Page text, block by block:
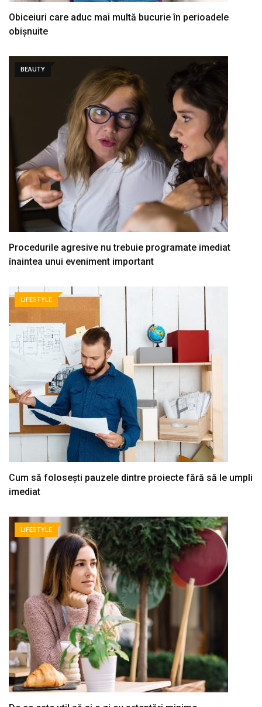
Obiceiuri care aduc mai multă bucurie în perioadele
obișnuite
BEAUTY
Procedurile agresive nu trebuie programate imediat
înaintea unui eveniment important
LIFESTYLE
Cum să folosești pauzele dintre proiecte fără să le umpli
imediat
LIFESTYLE